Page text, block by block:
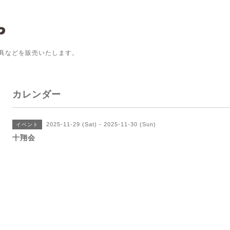
などを販売いたします。
カレンダー
イベント 2025-11-29 (Sat) - 2025-11-30 (Sun)
十翔会